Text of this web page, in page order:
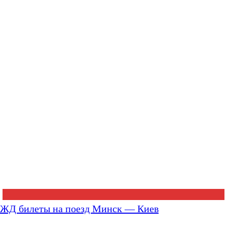
ЖД билеты на поезд Минск — Киев